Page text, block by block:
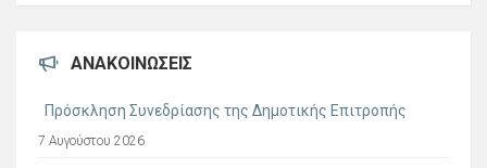
ΑΝΑΚΟΙΝΏΣΕΙΣ
Πρόσκληση Συνεδρίασης της Δημοτικής Επιτροπής
7 Αυγούστου 2026